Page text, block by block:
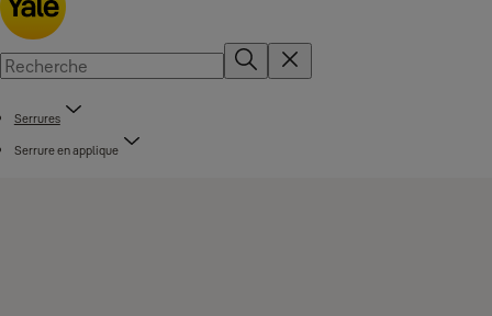
Serrures
Serrure en applique